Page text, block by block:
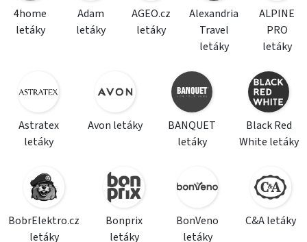
4home
letáky
Adam
letáky
AGEO.cz
letáky
Alexandria
Travel
letáky
ALPINE
PRO
letáky
Astratex
letáky
Avon letáky
BANQUET
letáky
Black Red
White letáky
BobrElektro.cz
letáky
Bonprix
letáky
BonVeno
letáky
C&A letáky